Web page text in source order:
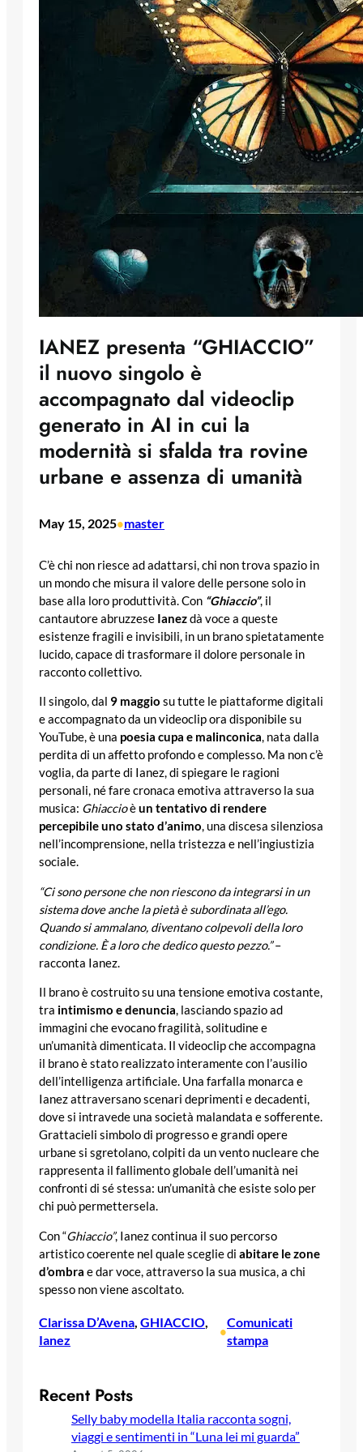
IANEZ presenta “GHIACCIO”
il nuovo singolo è
accompagnato dal videoclip
generato in AI in cui la
modernità si sfalda tra rovine
urbane e assenza di umanità
May 15, 2025•master
C’è chi non riesce ad adattarsi, chi non trova spazio in
un mondo che misura il valore delle persone solo in
base alla loro produttività. Con “Ghiaccio”, il
cantautore abruzzese Ianezdà voce a queste
esistenze fragili e invisibili, in un brano spietatamente
lucido, capace di trasformare il dolore personale in
racconto collettivo.
Il singolo, dal 9 maggio su tutte le piattaforme digitali
e accompagnato da un videoclip ora disponibile su
YouTube, è una poesia cupa e malinconica, nata dalla
perdita di un affetto profondo e complesso. Ma non c’è
voglia, da parte di Ianez, di spiegare le ragioni
personali, né fare cronaca emotiva attraverso la sua
musica: Ghiaccioèun tentativo di rendere
percepibile uno stato d’animo, una discesa silenziosa
nell’incomprensione, nella tristezza e nell’ingiustizia
sociale.
“Ci sono persone che non riescono da integrarsi in un
sistema dove anche la pietà è subordinata all’ego.
Quando si ammalano, diventano colpevoli della loro
condizione. È a loro che dedico questo pezzo.”–
racconta Ianez.
Il brano è costruito su una tensione emotiva costante,
tra intimismo e denuncia, lasciando spazio ad
immagini che evocano fragilità, solitudine e
un’umanità dimenticata. Il videoclip che accompagna
il brano è stato realizzato interamente con l’ausilio
dell’intelligenza artificiale. Una farfalla monarca e
Ianez attraversano scenari deprimenti e decadenti,
dove si intravede una società malandata e sofferente.
Grattacieli simbolo di progresso e grandi opere
urbane si sgretolano, colpiti da un vento nucleare che
rappresenta il fallimento globale dell’umanità nei
confronti di sé stessa: un’umanità che esiste solo per
chi può permettersela.
Con “Ghiaccio”, Ianez continua il suo percorso
artistico coerente nel quale sceglie di abitare le zone
d’ombra e dar voce, attraverso la sua musica, a chi
spesso non viene ascoltato.
Clarissa D’Avena, GHIACCIO
Ianez
•
Comunicati
stampa
Recent Posts
Selly baby modella Italia racconta sogni,
viaggi e sentimenti in “Luna lei mi guarda”